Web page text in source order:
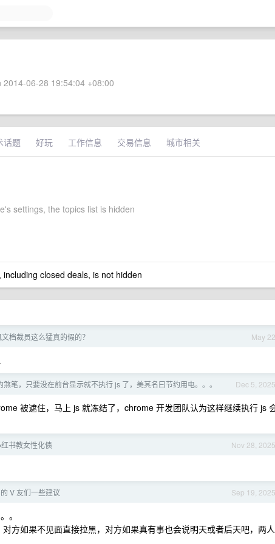
06-28 19:54:04 +08:00
话题 好玩 工作信息 交易信息 城市相关
settings, the topics list is hidden
closed deals, is not hidden
May 22
档裁员这么猛真的假的？
Dec 5, 2025
煞笔，只要没在前台显示就不执行 js 了，美其名曰节约用电。。。
被遮住，马上 js 就冻结了，chrome 开发团队认为这样继续执行 js
Nov 28, 2025
书教女性化债
Sep 19, 2025
V 友们一些建议
。
方如果不见面直接拉黑，对方如果真有事也会说明天或者后天吧，两人